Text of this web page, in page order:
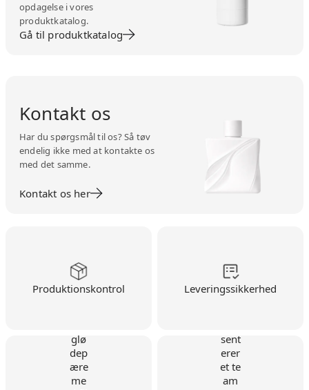
opdagelse i vores
produktkatalog.
Gå til produktkatalog
Kontakt os
Har du spørgsmål til os? Så tøv
endelig ikke med at kontakte os
med det samme.
Kontakt os her
Produktionskontrol Leveringssikkerhed